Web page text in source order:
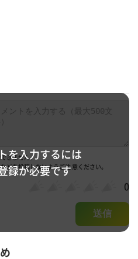
を入力するには
録が必要です
きません。
どを投稿しないようご注 意ください。
0
送信